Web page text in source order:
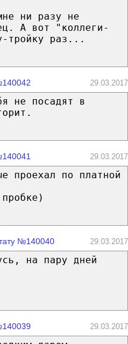
ни разу не
А вот "коллеги-
тройку раз...
29.03.2017
не посадят в
29.03.2017
проехал по платной
№140040 29.03.2017
на пару дней
29.03.2017